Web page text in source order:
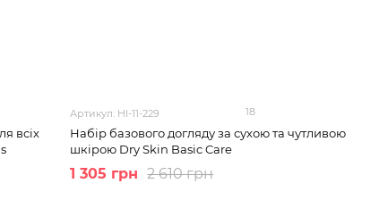
всіх
Артикул: HI-11-229 18
Набір базового догляду за сухою та чутливою
шкірою Dry Skin Basic Care
2 610 грн
1 305 грн